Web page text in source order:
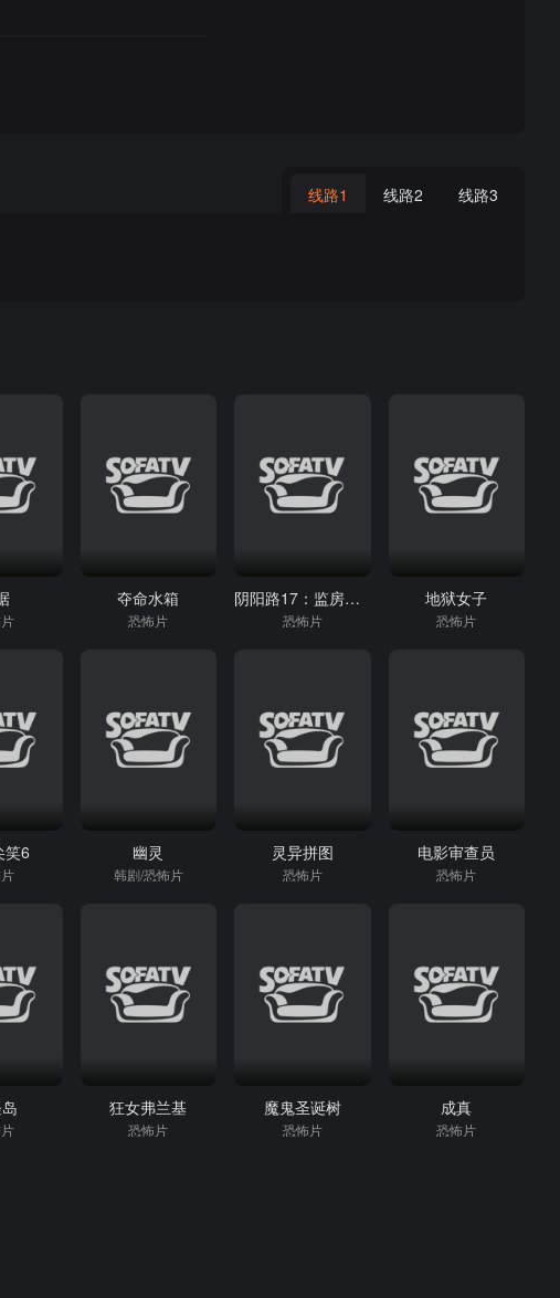
线路1 线路2 线路3
夺命水箱
恐怖片
阴阳路17：监房有鬼
恐怖片
地狱女子
恐怖片
笑6 幽灵
韩剧/恐怖片
灵异拼图
恐怖片
电影审查员
恐怖片
狂女弗兰基
恐怖片
魔鬼圣诞树
恐怖片
成真
恐怖片